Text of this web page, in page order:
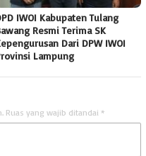
IWOI Kabupaten Tulang
Resmi Terima SK
Dari DPW IWOI
Lampung
Ruas yang wajib ditandai *